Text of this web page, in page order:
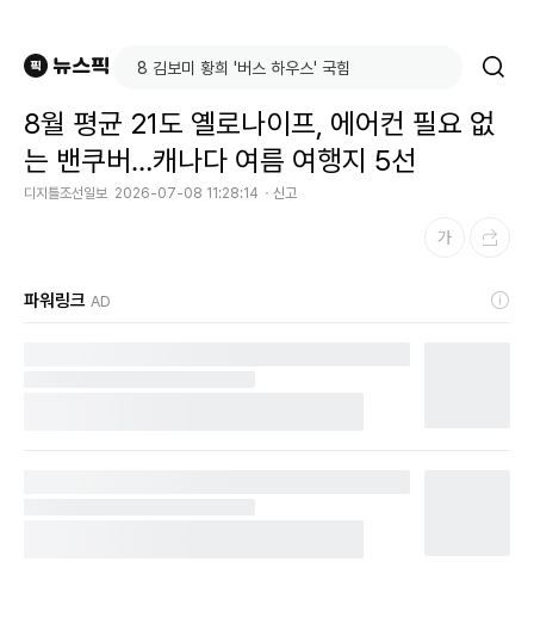
8월 평균 21도 옐로나이프, 에어컨 필요 없
는 밴쿠버…캐나다 여름 여행지 5선
디지틀조선일보 2026-07-08 11:28:14 신고
파워링크 AD